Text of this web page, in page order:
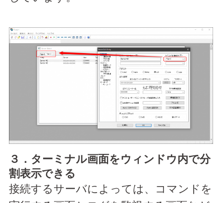
３．ターミナル画面をウィンドウ内で分
割表示できる
接続するサーバによっては、コマンドを